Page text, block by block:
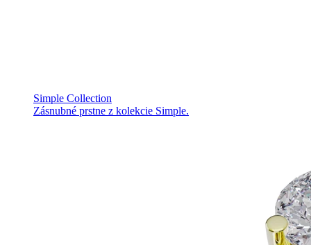
Simple Collection
Zásnubné prstne z kolekcie Simple.